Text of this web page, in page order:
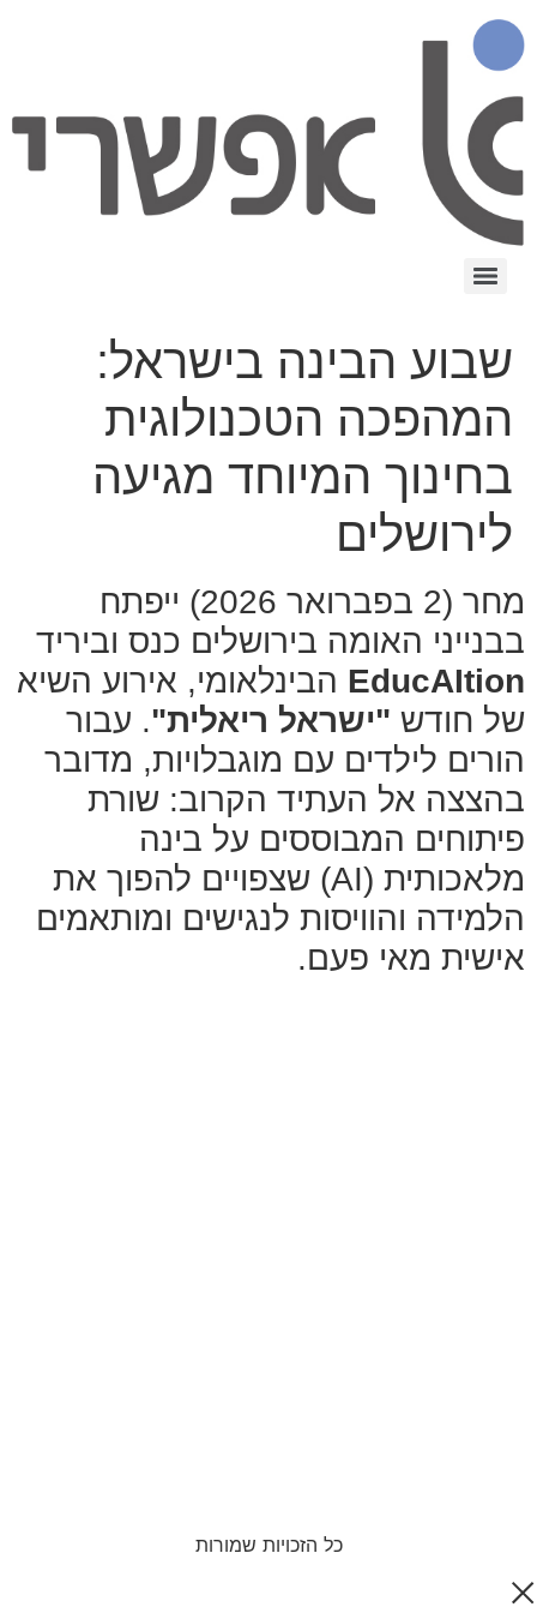
שבוע הבינה בישראל:
המהפכה הטכנולוגית
בחינוך המיוחד מגיעה
לירושלים
מחר (2 בפברואר 2026) ייפתח
בבנייני האומה בירושלים כנס וביריד
EducAItion הבינלאומי, אירוע השיא
של חודש "ישראל ריאלית". עבור
הורים לילדים עם מוגבלויות, מדובר
בהצצה אל העתיד הקרוב: שורת
פיתוחים המבוססים על בינה
מלאכותית (AI) שצפויים להפוך את
הלמידה והוויסות לנגישים ומותאמים
אישית מאי פעם.
כל הזכויות שמורות